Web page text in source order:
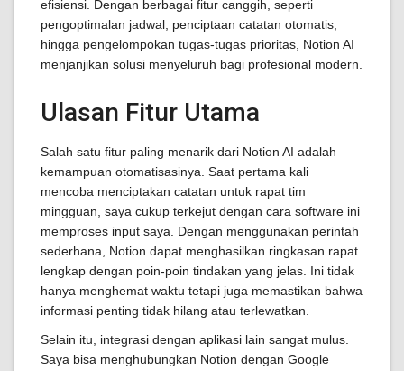
efisiensi. Dengan berbagai fitur canggih, seperti
pengoptimalan jadwal, penciptaan catatan otomatis,
hingga pengelompokan tugas-tugas prioritas, Notion AI
menjanjikan solusi menyeluruh bagi profesional modern.
Ulasan Fitur Utama
Salah satu fitur paling menarik dari Notion AI adalah
kemampuan otomatisasinya. Saat pertama kali
mencoba menciptakan catatan untuk rapat tim
mingguan, saya cukup terkejut dengan cara software ini
memproses input saya. Dengan menggunakan perintah
sederhana, Notion dapat menghasilkan ringkasan rapat
lengkap dengan poin-poin tindakan yang jelas. Ini tidak
hanya menghemat waktu tetapi juga memastikan bahwa
informasi penting tidak hilang atau terlewatkan.
Selain itu, integrasi dengan aplikasi lain sangat mulus.
Saya bisa menghubungkan Notion dengan Google